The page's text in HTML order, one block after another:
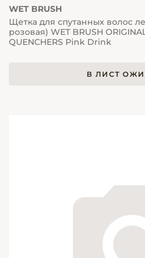
WET BRUSH
Щетка для спутанных волос
розовая) WET BRUSH
QUENCHERS Pink Drink
В ЛИСТ